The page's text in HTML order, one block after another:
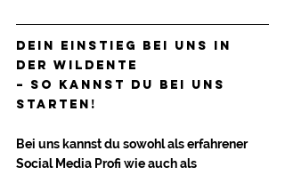
Dein Einstieg bei Uns in
der Wildente
– So kannst du bei uns
starten!
Bei uns kannst du sowohl als erfahrener
Social Media Profi wie auch als